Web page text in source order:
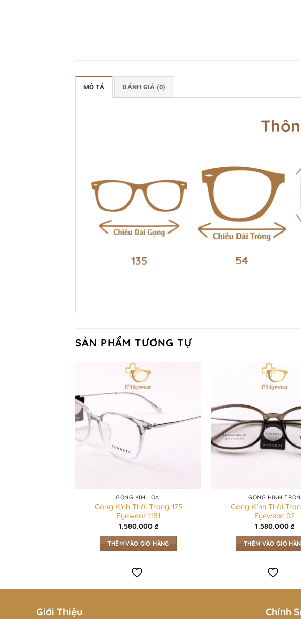
MÔ TẢ ĐÁNH GIÁ (0)
135 54
SẢN PHẨM TƯƠNG TỰ
GỌNG KIM LOẠI
Gọng Kính Thời Trang 175
Eyewear 1151
1.580.000 ₫
THÊM VÀO GIỎ HÀNG
GỌNG HÌNH TRÒN
Gọng Kính Thời
Eyewear 02
1.580.000 ₫
THÊM VÀO GIỎ
Giới Thiệu Chính